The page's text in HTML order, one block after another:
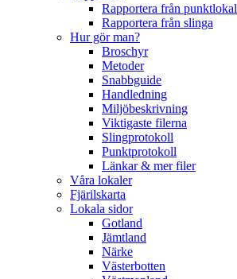
Rapportera från punktlokal
Rapportera från slinga
Hur gör man?
Broschyr
Metoder
Snabbguide
Handledning
Miljöbeskrivning
Viktigaste filerna
Slingprotokoll
Punktprotokoll
Länkar & mer filer
Våra lokaler
Fjärilskarta
Lokala sidor
Gotland
Jämtland
Närke
Västerbotten